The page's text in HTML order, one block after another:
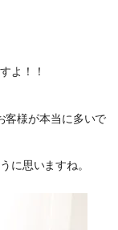
よ！！
客様が本当に多いで
に思いますね。